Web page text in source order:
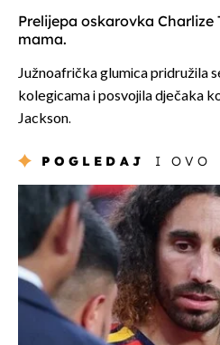
Prelijepa oskarovka Charlize
mama.
Južnoafrička glumica pridružila
kolegicama i posvojila dječaka
Jackson.
POGLEDAJ I OVO